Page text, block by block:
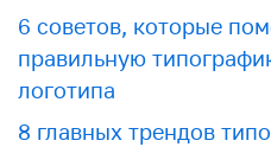
6 советов, которые
правильную
логотипа
8 главных трендов